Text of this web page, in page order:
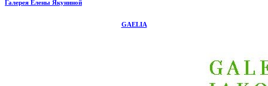
Галерея Елены Якуниной
GAELIA